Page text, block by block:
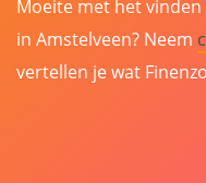
Moeite met het
in Amstelveen? Neem
vertellen je wat